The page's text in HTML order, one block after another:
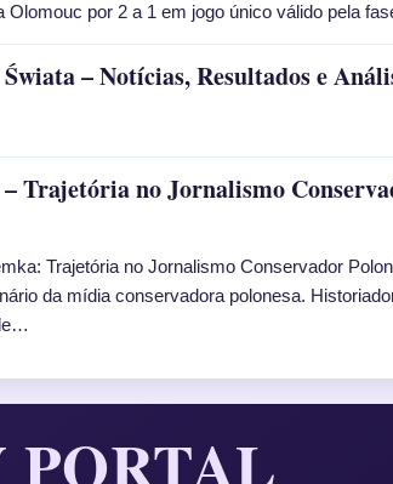
Olomouc por 2 a 1 em jogo único válido pela
– Notícias, Resultados e
Trajetória no Jornalismo
Trajetória no Jornalismo Conservador
da mídia conservadora polonesa.
PORTAL